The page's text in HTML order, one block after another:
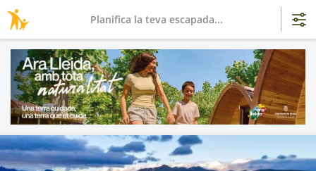
Planifica la teva escapada...